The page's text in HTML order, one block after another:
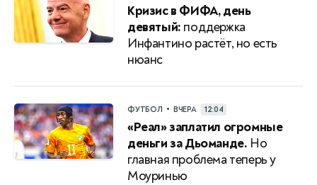
Кризис в ФИФА, день
девятый: поддержка
Инфантино растёт, но есть
нюанс
ФУТБОЛ • ВЧЕРА 12:04
«Реал» заплатил огромные
деньги за Дьоманде. Но
главная проблема теперь у
Моуринью